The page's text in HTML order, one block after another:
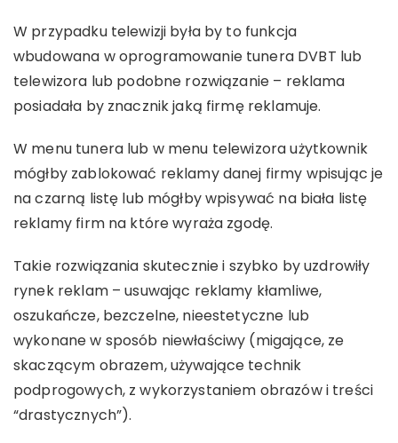
W przypadku telewizji była by to funkcja
wbudowana w oprogramowanie tunera DVBT lub
telewizora lub podobne rozwiązanie – reklama
posiadała by znacznik jaką firmę reklamuje.
W menu tunera lub w menu telewizora użytkownik
mógłby zablokować reklamy danej firmy wpisując je
na czarną listę lub mógłby wpisywać na biała listę
reklamy firm na które wyraża zgodę.
Takie rozwiązania skutecznie i szybko by uzdrowiły
rynek reklam – usuwając reklamy kłamliwe,
oszukańcze, bezczelne, nieestetyczne lub
wykonane w sposób niewłaściwy (migające, ze
skaczącym obrazem, używające technik
podprogowych, z wykorzystaniem obrazów i treści
“drastycznych”).